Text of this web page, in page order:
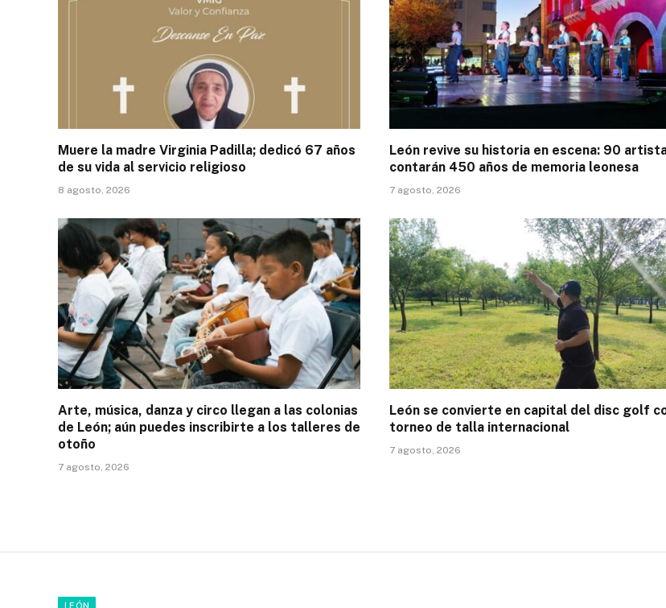
Muere la madre Virginia Padilla; dedicó 67 años
de su vida al servicio religioso
8 agosto, 2026
León revive su historia en escena: 90
contarán 450 años de memoria leonesa
7 agosto, 2026
Arte, música, danza y circo llegan a las colonias
de León; aún puedes inscribirte a los talleres de
otoño
7 agosto, 2026
León se convierte en capital del disc golf
torneo de talla internacional
7 agosto, 2026
LEÓN